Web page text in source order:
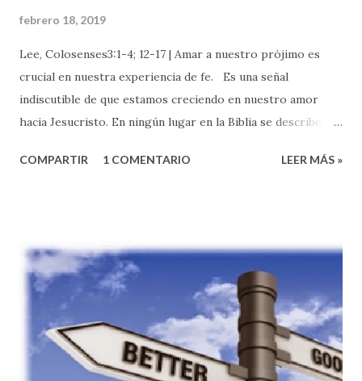
febrero 18, 2019
Lee, Colosenses3:1-4; 12-17 | Amar a nuestro prójimo es
crucial en nuestra experiencia de fe. Es una señal
indiscutible de que estamos creciendo en nuestro amor
hacia Jesucristo. En ningún lugar en la Biblia se describe a
orar elocuentemente, o que se sabe la Biblia de memoria.
Específicamente, por la forma en que AMAMOS A DIOS y
como nuestro amor por Dios nos lleva a AMAR A
NUESTRO PROJIMO. --- Hoy, quisiera que reflexionemos
sobre una expresión de amor al prójimo muy especial e
importante: el amor entre los/as hermanos/as de la familia
de la fe; o como decimos los metodistas “el Compañerismo
COMPARTIR 1 COMENTARIO LEER MÁS »